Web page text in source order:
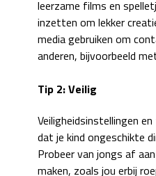
leerzame films en
inzetten om lekker
media gebruiken om
anderen, bijvoorbeeld
Tip 2: Veilig
Veiligheidsinstellingen
dat je kind ongeschikte
Probeer van jongs af
maken, zoals jou erbij